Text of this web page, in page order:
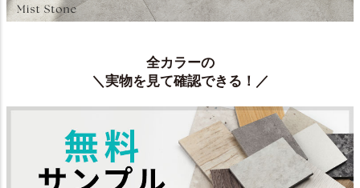
全カラーの
＼実物を見て確認できる！／